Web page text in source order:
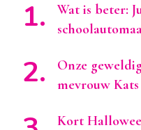
Wat is beter:
Onze
mevrouw Kats
Kort